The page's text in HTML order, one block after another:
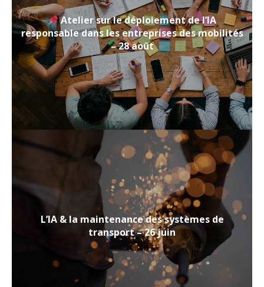
Atelier sur le déploiement de l’IA
responsable dans les entreprises des mobilités
– 28 août
L’IA & la maintenance des systèmes de
transport – 26 juin